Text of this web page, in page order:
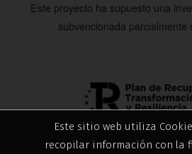
Este proyecto ha supuesto una
subvencionada parcialmente
Este sitio web utiliza
recopilar información con la